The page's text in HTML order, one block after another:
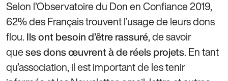
Selon l’Observatoire du Don en Confiance 2019,
62% des Français trouvent l’usage de leurs dons
flou. Ils ont besoin d’être rassuré, de savoir
queses dons œuvrent à de réels projets. En tant
qu’association, il est important de les tenir